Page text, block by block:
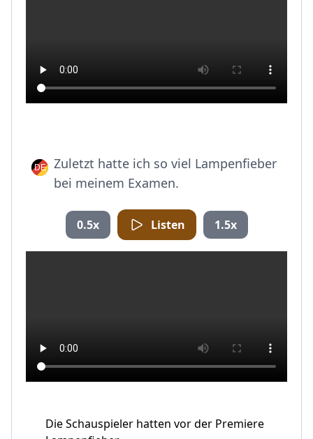
Zuletzt hatte ich so viel Lampenfieber
bei meinem Examen.
0.5x Listen 1.5x
Die Schauspieler hatten vor der Premiere